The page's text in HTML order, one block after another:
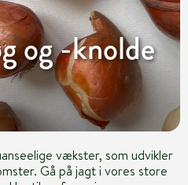
og -knolde
vækster, som udvikler
Gå på jagt i vores store